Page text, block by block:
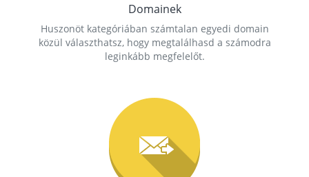
Domainek
Huszonöt kategóriában számtalan egyedi domain
közül választhatsz, hogy megtalálhasd a számodra
leginkább megfelelőt.